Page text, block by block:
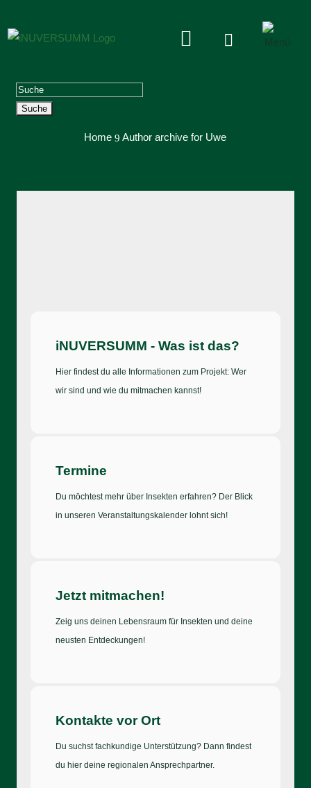
 
Suchen
nach:
Home 9 Author archive for Uwe
iNUVERSUMM - Was ist das?
Hier findest du alle Informationen zum Projekt: Wer
wir sind und wie du mitmachen kannst!
Termine
Du möchtest mehr über Insekten erfahren? Der Blick
in unseren Veranstaltungskalender lohnt sich!
Jetzt mitmachen!
Zeig uns deinen Lebensraum für Insekten und deine
neusten Entdeckungen!
Kontakte vor Ort
Du suchst fachkundige Unterstützung? Dann findest
du hier deine regionalen Ansprechpartner.